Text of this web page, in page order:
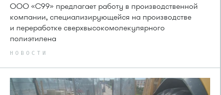
ООО «С99» предлагает работу в производственной
компании, специализирующейся на производстве
и переработке сверхвысокомолекулярного
полиэтилена
НОВОСТИ